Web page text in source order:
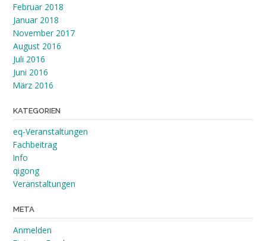
Februar 2018
Januar 2018
November 2017
August 2016
Juli 2016
Juni 2016
März 2016
KATEGORIEN
eq-Veranstaltungen
Fachbeitrag
Info
qigong
Veranstaltungen
META
Anmelden